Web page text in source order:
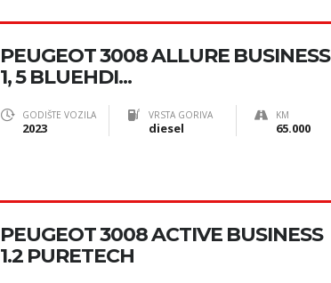
PEUGEOT 3008 ALLURE BUSINESS
1, 5 BLUEHDI...
GODIŠTE VOZILA
2023
VRSTA GORIVA
diesel
KM
65.000
PEUGEOT 3008 ACTIVE BUSINESS
1.2 PURETECH